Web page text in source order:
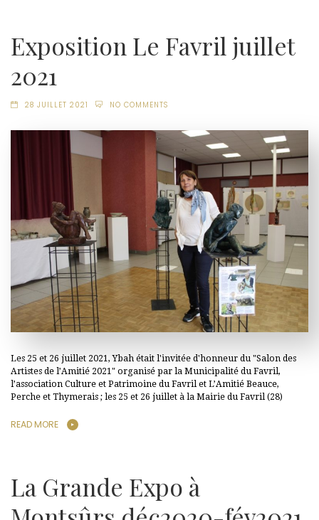
Exposition Le Favril juillet
2021
28 JUILLET 2021 NO COMMENTS
Les 25 et 26 juillet 2021, Ybah était l'invitée d'honneur du "Salon des
Artistes de l’Amitié 2021" organisé par la Municipalité du Favril,
l’association Culture et Patrimoine du Favril et L’Amitié Beauce,
Perche et Thymerais ; les 25 et 26 juillet à la Mairie du Favril (28)
READ MORE
La Grande Expo à